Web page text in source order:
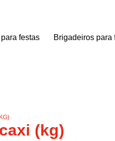
para festas brigadeiros para
(kg)